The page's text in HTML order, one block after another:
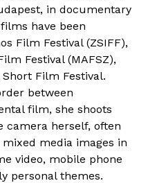
in documentary
have been
Film Festival (ZSIFF),
Festival (MAFSZ),
Film Festival.
between
film, she shoots
camera herself, often
media images in
video, mobile phone
personal themes.